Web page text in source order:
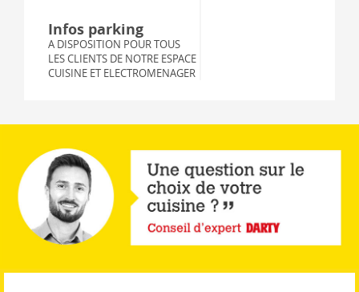
Infos parking
A DISPOSITION POUR TOUS
LES CLIENTS DE NOTRE ESPACE
CUISINE ET ELECTROMENAGER